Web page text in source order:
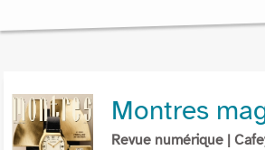
Montres
Revue numérique |